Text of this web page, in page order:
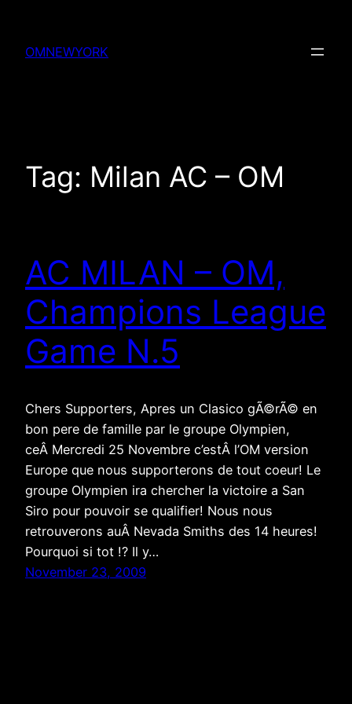
content
OMNEWYORK
Tag: Milan AC – OM
AC MILAN – OM,
Champions League
Game N.5
Chers Supporters, Apres un Clasico gÃ©rÃ© en
bon pere de famille par le groupe Olympien,
ceÂ Mercredi 25 Novembre c’estÂ l’OM version
Europe que nous supporterons de tout coeur! Le
groupe Olympien ira chercher la victoire a San
Siro pour pouvoir se qualifier! Nous nous
retrouverons auÂ Nevada Smiths des 14 heures!
Pourquoi si tot !? Il y…
November 23, 2009